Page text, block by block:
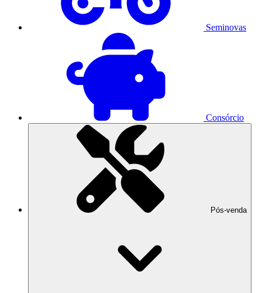
Seminovas
Consórcio
Pós-venda